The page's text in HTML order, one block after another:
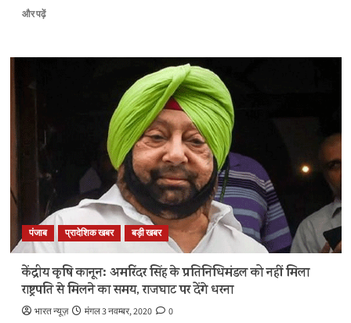
के
और पढ़ेंपंजाब
बिहार
गदगद
बीजेपी
शुरू
मिशन-
पंजाब
की
117
सीटों
पर
पंजाब प्रादेशिक खबर बड़ी खबर
केंद्रीय कृषि कानून: अमरिंदर सिंह के प्रतिनिधिमंडल को नहीं मिला
राष्ट्रपति से मिलने का समय, राजघाट पर देंगे धरना
भारत न्यूज़ मंगल 3 नवम्बर, 2020
0